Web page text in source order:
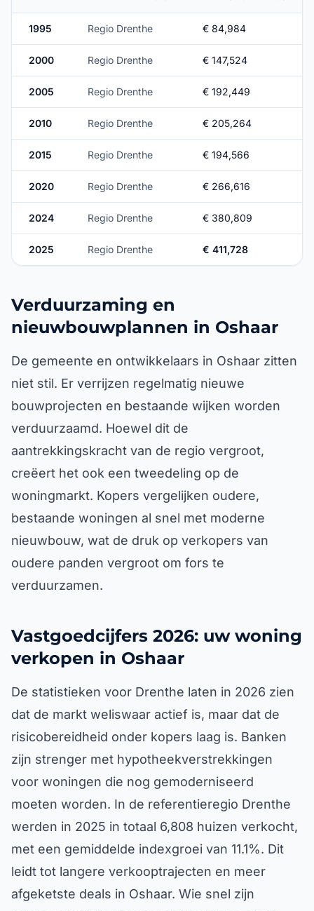
1995 Regio Drenthe € 84,984
2000 Regio Drenthe € 147,524
2005 Regio Drenthe € 192,449
2010 Regio Drenthe € 205,264
2015 Regio Drenthe € 194,566
2020 Regio Drenthe € 266,616
2024 Regio Drenthe € 380,809
2025 Regio Drenthe € 411,728
Verduurzaming en
nieuwbouwplannen in Oshaar
De gemeente en ontwikkelaars in Oshaar zitten
niet stil. Er verrijzen regelmatig nieuwe
bouwprojecten en bestaande wijken worden
verduurzaamd. Hoewel dit de
aantrekkingskracht van de regio vergroot,
creëert het ook een tweedeling op de
woningmarkt. Kopers vergelijken oudere,
bestaande woningen al snel met moderne
nieuwbouw, wat de druk op verkopers van
oudere panden vergroot om fors te
verduurzamen.
Vastgoedcijfers 2026: uw woning
verkopen in Oshaar
De statistieken voor Drenthe laten in 2026 zien
dat de markt weliswaar actief is, maar dat de
risicobereidheid onder kopers laag is. Banken
zijn strenger met hypotheekverstrekkingen
voor woningen die nog gemoderniseerd
moeten worden. In de referentieregio Drenthe
werden in 2025 in totaal 6,808 huizen verkocht,
met een gemiddelde indexgroei van 11.1%. Dit
leidt tot langere verkooptrajecten en meer
afgeketste deals in Oshaar. Wie snel zijn